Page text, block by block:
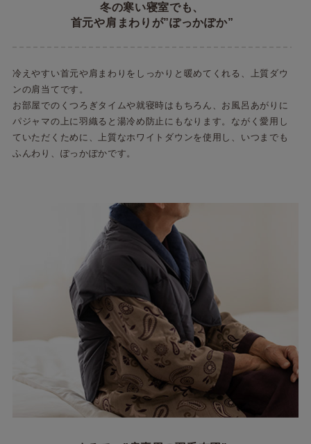
冬の寒い寝室でも、
首元や肩まわりが”ぽっかぽか”
冷えやすい首元や肩まわりをしっかりと暖めてくれる、上質ダウ
ンの肩当てです。
お部屋でのくつろぎタイムや就寝時はもちろん、お風呂あがりに
パジャマの上に羽織ると湯冷め防止にもなります。ながく愛用し
ていただくために、上質なホワイトダウンを使用し、いつまでも
ふんわり、ぽっかぽかです。